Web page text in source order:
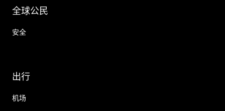
全球公民
安全
出行
机场